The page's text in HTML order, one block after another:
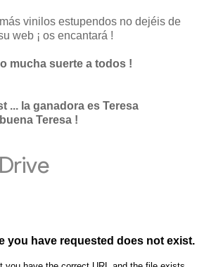
vinilos estupendos no dejéis de
web ¡ os encantará !
mucha suerte a todos !
... la ganadora es Teresa
Teresa !